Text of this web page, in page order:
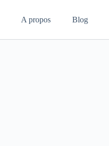
A propos Blog